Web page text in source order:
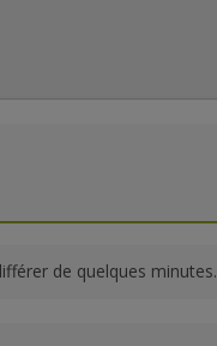
de quelques minutes.